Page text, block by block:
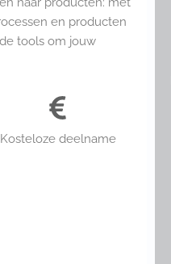
en producten
tools om jouw
Kosteloze deelname